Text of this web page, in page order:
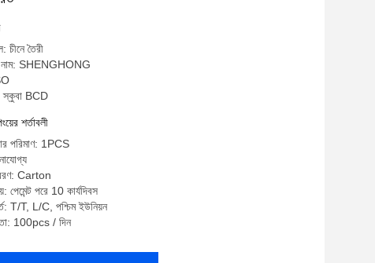
চীনে তৈরী
নাম: SHENGHONG
স্কুবা BCD
শর্তাবলী
পরিমাণ: 1PCS
Carton
পেমেন্ট পরে 10 কার্যদিবস
T/T, L/C, পশ্চিম ইউনিয়ন
100pcs / দিন